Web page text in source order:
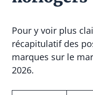
Pour y voir plus
récapitulatif des
marques sur le
2026.